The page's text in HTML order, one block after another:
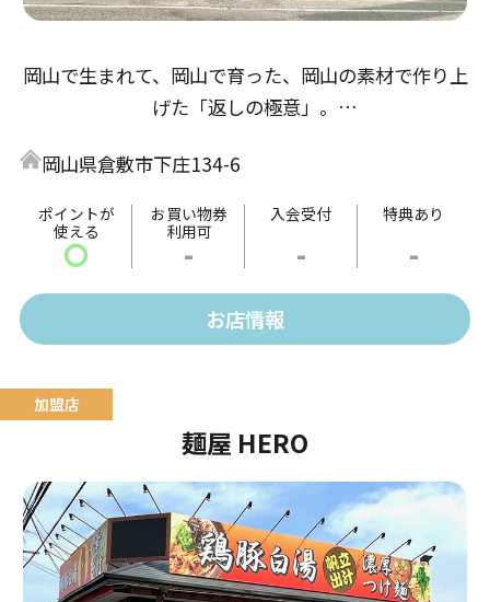
岡山で生まれて、岡山で育った、岡山の素材で作り上
げた「返しの極意」。
とアサリ・牡蠣出汁の３重奏。
味噌返しは「岡山備前味噌」赤味噌、麦味噌をブレン
ドし魚醤・酒粕出汁で仕上げた熟成仕込み。
塩返しは「備前鷹取醤油」のうどん返しをベースに、
帆立、あさり・牡蠣出汁で仕上げた珠玉の極意。
岡山県倉敷市下庄134-6
ポイントが
使える
〇
お買い物券
利用可
-
入会受付
-
特典あり
-
お店情報
麺屋 HERO